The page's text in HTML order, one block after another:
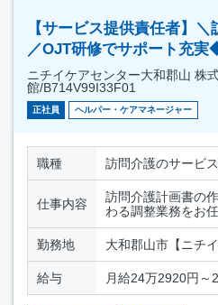
【サービス提供責任者】
／OJT研修でサポート充
ニチイケアセンター大和郡山 株
館/B714V99I33F01
正社員 ヘルパー・ケアマネージャー
職種 訪問介護のサービ
仕事内容
訪問介護計画書の
わる調整業務をお
勤務地 大和郡山市【ニチ
給与 月給24万2920円～